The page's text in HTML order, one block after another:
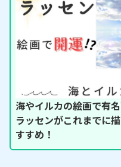
海やイルカの絵画で有
ラッセンがこれまでに
すすめ！